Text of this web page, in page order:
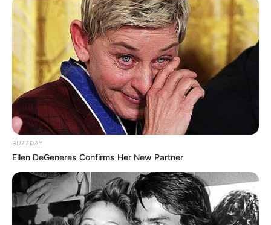
BUZZDAY
Ellen DeGeneres Confirms Her New Partner